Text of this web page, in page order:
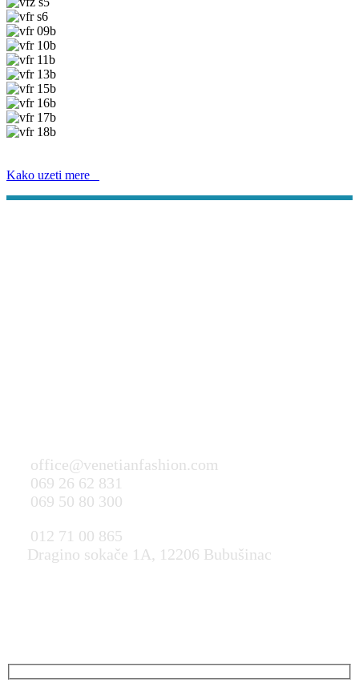
Kako uzeti mere
office@venetianfashion.com
069 26 62 831
069 50 80 300
012 71 00 865
Dragino sokače 1A, 12206 Bubušinac